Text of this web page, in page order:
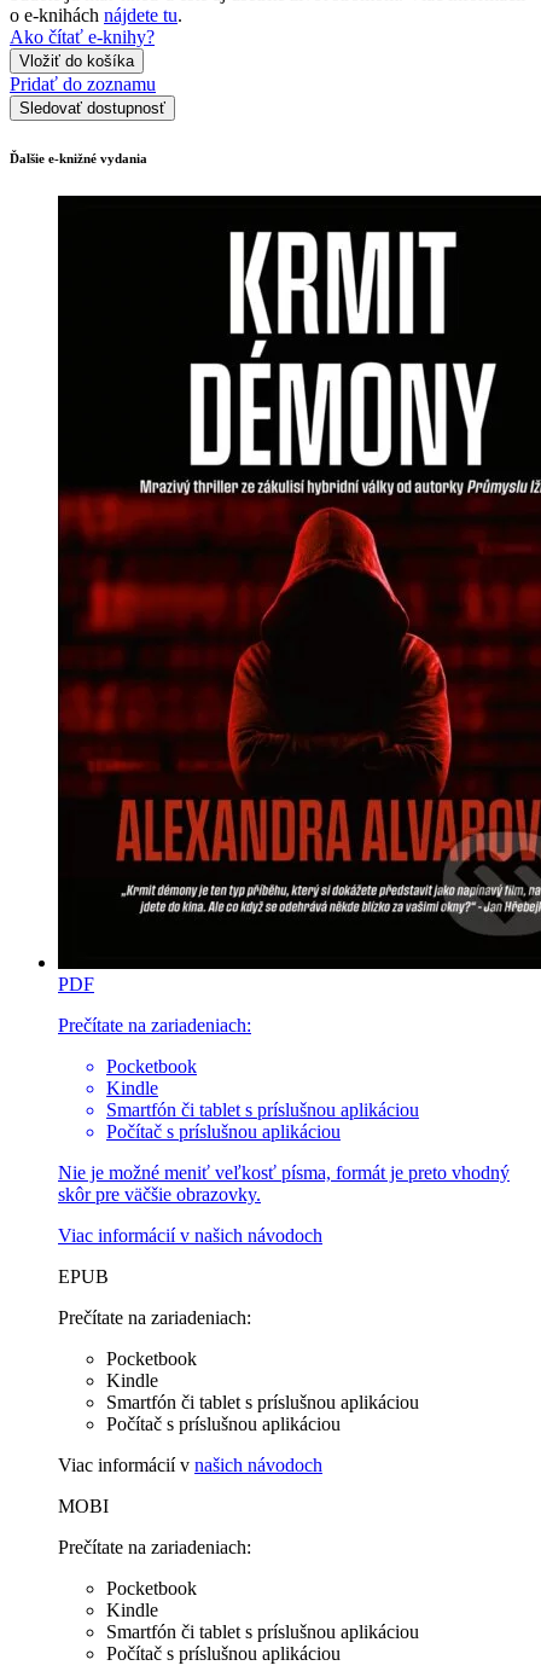
o e-knihách nájdete tu.
Ako čítať e-knihy?
Vložiť do košíka
Pridať do zoznamu
Sledovať dostupnosť
Ďalšie e-knižné vydania
PDF
Prečítate na zariadeniach:
Pocketbook
Kindle
Smartfón či tablet s príslušnou aplikáciou
Počítač s príslušnou aplikáciou
Nie je možné meniť veľkosť písma, formát je preto vhodný
skôr pre väčšie obrazovky.
Viac informácií v našich návodoch
EPUB
Prečítate na zariadeniach:
Pocketbook
Kindle
Smartfón či tablet s príslušnou aplikáciou
Počítač s príslušnou aplikáciou
Viac informácií v našich návodoch
MOBI
Prečítate na zariadeniach:
Pocketbook
Kindle
Smartfón či tablet s príslušnou aplikáciou
Počítač s príslušnou aplikáciou